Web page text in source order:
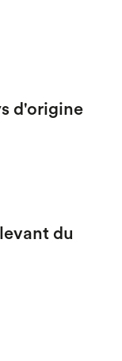
d'origine
du